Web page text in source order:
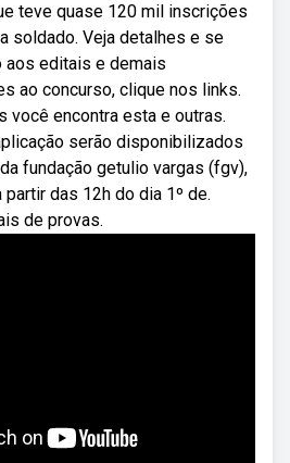
teve quase 120 mil inscrições
soldado. Veja detalhes e se
aos editais e demais
ao concurso, clique nos links.
você encontra esta e outras.
serão disponibilizados
fundação getulio vargas (fgv),
partir das 12h do dia 1º de.
de provas.